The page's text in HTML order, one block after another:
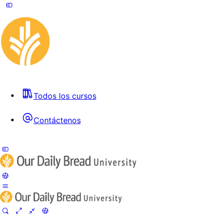
Todos los cursos
Contáctenos
Side
Panel